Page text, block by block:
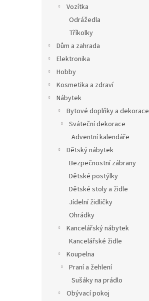
Vozítka
Odrážedla
Tříkolky
Dům a zahrada
Elektronika
Hobby
Kosmetika a zdraví
Nábytek
Bytové doplňky a dekorace
Sváteční dekorace
Adventní kalendáře
Dětský nábytek
Bezpečnostní zábrany
Dětské postýlky
Dětské stoly a židle
Jídelní židličky
Ohrádky
Kancelářský nábytek
Kancelářské židle
Koupelna
Praní a žehlení
Sušáky na prádlo
Obývací pokoj